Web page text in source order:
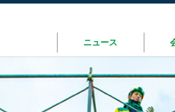
ニュース